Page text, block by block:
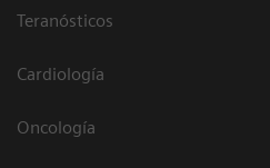
Teranósticos
Cardiología
Oncología